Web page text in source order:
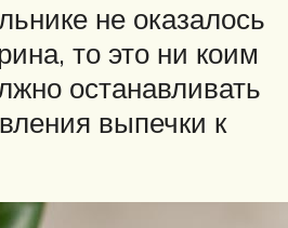
не оказалось
то это ни коим
останавливать
выпечки к